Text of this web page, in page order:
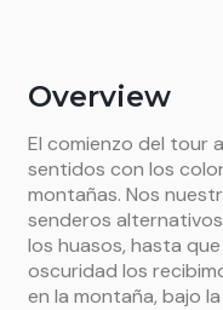
Overview
El comienzo del tour
sentidos con los
montañas. Nos
senderos
los huasos, hasta
oscuridad los
en la montaña, bajo